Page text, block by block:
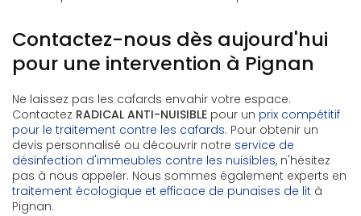
Contactez-nous dès aujourd'hui
pour une intervention à Pignan
Ne laissez pas les cafards envahir votre espace.
Contactez RADICAL ANTI-NUISIBLE pour un prix compétitif
pour le traitement contre les cafards. Pour obtenir un
devis personnalisé ou découvrir notre service de
désinfection d'immeubles contre les nuisibles, n'hésitez
pas à nous appeler. Nous sommes également experts en
traitement écologique et efficace de punaises de lit à
Pignan.